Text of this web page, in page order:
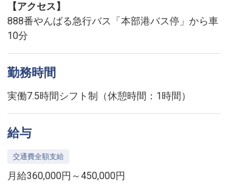
【アクセス】
888番やんばる急行バス「本部港バス停」から車
10分
勤務時間
実働7.5時間シフト制（休憩時間：1時間）
給与
交通費全額支給
月給360,000円～450,000円